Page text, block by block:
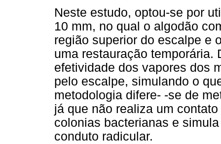
Neste estudo, optou-se por
10 mm, no qual o algodão
região superior do escalpe e
uma restauração temporária.
efetividade dos vapores dos
pelo escalpe, simulando o
metodologia difere- -se de
já que não realiza um
colonias bacterianas e
conduto radicular.